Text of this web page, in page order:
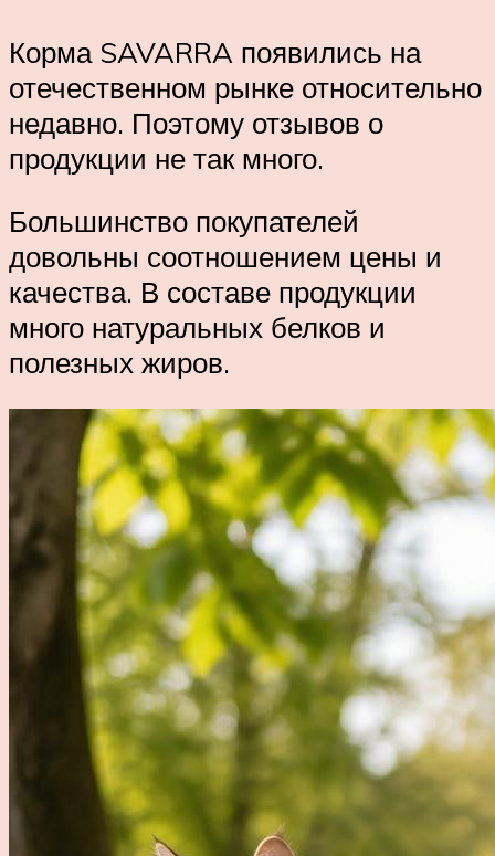
Корма SAVARRA появились на
отечественном рынке относительно
недавно. Поэтому отзывов о
продукции не так много.
Большинство покупателей
довольны соотношением цены и
качества. В составе продукции
много натуральных белков и
полезных жиров.